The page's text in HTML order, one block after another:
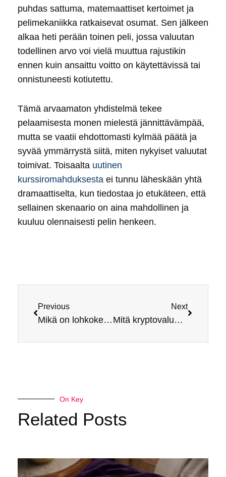
puhdas sattuma, matemaattiset kertoimet ja
pelimekaniikka ratkaisevat osumat. Sen jälkeen
alkaa heti perään toinen peli, jossa valuutan
todellinen arvo voi vielä muuttua rajustikin
ennen kuin ansaittu voitto on käytettävissä tai
onnistuneesti kotiutettu.
Tämä arvaamaton yhdistelmä tekee
pelaamisesta monen mielestä jännittävämpää,
mutta se vaatii ehdottomasti kylmää päätä ja
syvää ymmärrystä siitä, miten nykyiset valuutat
toimivat. Toisaalta uutinen
kurssiromahduksesta ei tunnu läheskään yhtä
dramaattiselta, kun tiedostaa jo etukäteen, että
sellainen skenaario on aina mahdollinen ja
kuuluu olennaisesti pelin henkeen.
Previous
Mikä on lohkoketju? Selkeä opas aloittelijalle
Next
Mitä kryptovaluutat ovat? Selkeä opas aloittelijalle
On Key
Related Posts